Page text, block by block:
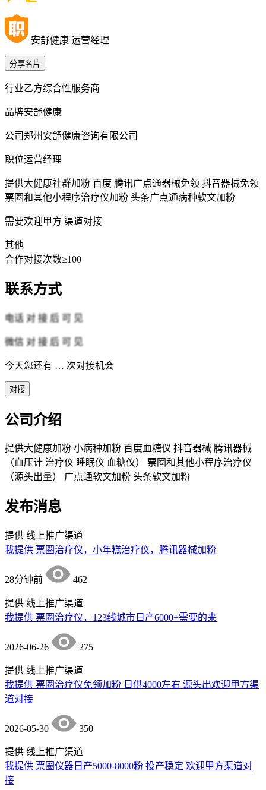
安舒健康 运营经理
分享名片
行业乙方综合性服务商
品牌安舒健康
公司郑州安舒健康咨询有限公司
职位运营经理
提供大健康社群加粉 百度 腾讯广点通器械免领 抖音器械免领
票圈和其他小程序治疗仪加粉 头条广点通病种软文加粉
需要欢迎甲方 渠道对接
其他
合作对接次数≥100
联系方式
电话 对 接 后 可 见
微信 对 接 后 可 见
今天您还有 … 次对接机会
对接
公司介绍
提供大健康加粉 小病种加粉 百度血糖仪 抖音器械 腾讯器械
（血压计 治疗仪 睡眠仪 血糖仪） 票圈和其他小程序治疗仪
（源头出量） 广点通软文加粉 头条软文加粉
发布消息
提供 线上推广渠道
我提供 票圈治疗仪，小年糕治疗仪，腾讯器械加粉
28分钟前 462
提供 线上推广渠道
我提供 票圈治疗仪，123线城市日产6000+需要的来
2026-06-26 275
提供 线上推广渠道
我提供 票圈治疗仪免领加粉 日供4000左右 源头出欢迎甲方渠
道对接
2026-05-30 350
提供 线上推广渠道
我提供 票圈仪器日产5000-8000粉 投产稳定 欢迎甲方渠道对
接